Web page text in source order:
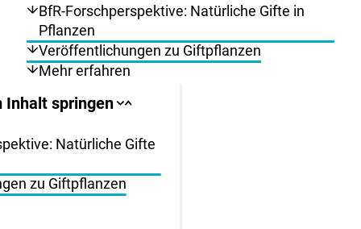
BfR-Forschperspektive: Natürliche Gifte in
Pflanzen
Veröffentlichungen zu Giftpflanzen
Mehr erfahren
Inhalt springen Sprungankerliste
Sprungankerliste
Natürliche Gifte
zu Giftpflanzen